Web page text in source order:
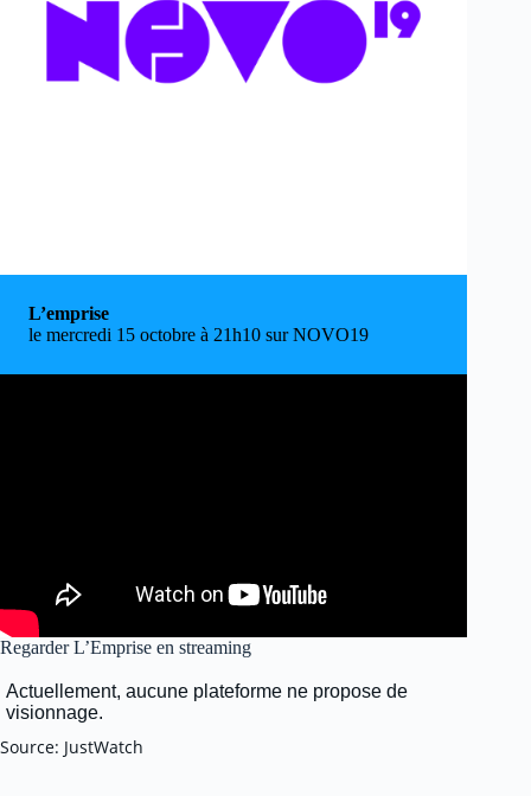
L’emprise
le mercredi 15 octobre à 21h10 sur NOVO19
Regarder L’Emprise en streaming
Source: JustWatch